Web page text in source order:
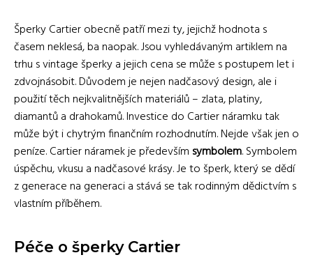
Šperky Cartier obecně patří mezi ty, jejichž hodnota s
časem neklesá, ba naopak. Jsou vyhledávaným artiklem na
trhu s vintage šperky a jejich cena se může s postupem let i
zdvojnásobit. Důvodem je nejen nadčasový design, ale i
použití těch nejkvalitnějších materiálů – zlata, platiny,
diamantů a drahokamů. Investice do Cartier náramku tak
může být i chytrým finančním rozhodnutím. Nejde však jen o
peníze. Cartier náramek je především symbolem. Symbolem
úspěchu, vkusu a nadčasové krásy. Je to šperk, který se dědí
z generace na generaci a stává se tak rodinným dědictvím s
vlastním příběhem.
Péče o šperky Cartier